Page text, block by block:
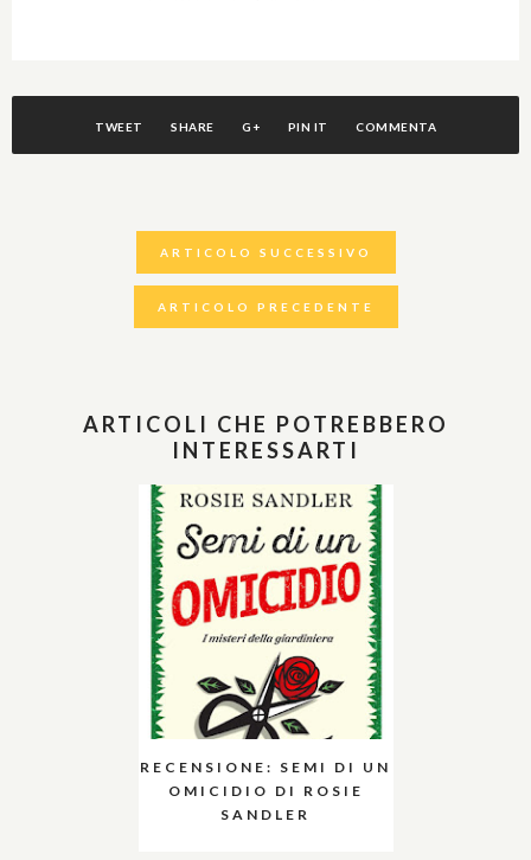
TWEET SHARE G+ PIN IT COMMENTA
ARTICOLO SUCCESSIVO
ARTICOLO PRECEDENTE
ARTICOLI CHE POTREBBERO
INTERESSARTI
RECENSIONE: SEMI DI UN
OMICIDIO DI ROSIE
SANDLER